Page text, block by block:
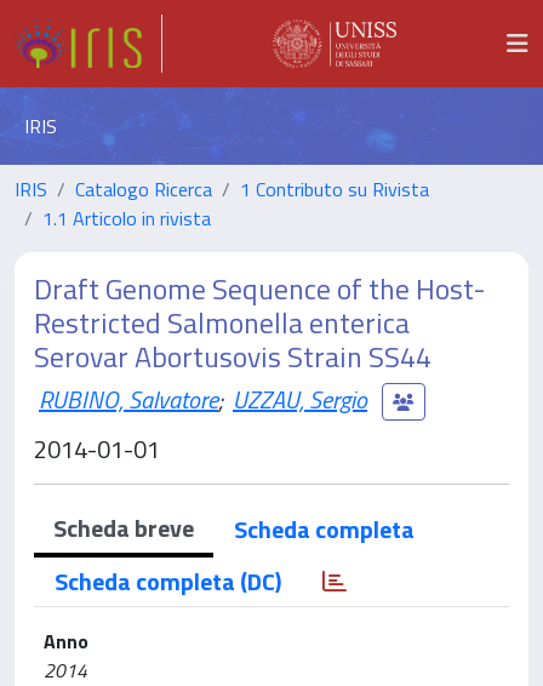
IRIS
IRIS Catalogo Ricerca
1 Contributo su Rivista
1.1 Articolo in rivista
Draft Genome Sequence of the Host-
Restricted Salmonella enterica
Serovar Abortusovis Strain SS44
RUBINO, Salvatore; UZZAU, Sergio
2014-01-01
Scheda breve
Scheda completa
Scheda completa (DC)
Anno
2014